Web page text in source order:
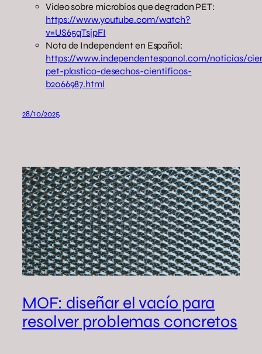
Video sobre microbios que degradan PET:
https://www.youtube.com/watch?
v=US65qTsjpFI
Nota de Independent en Español:
https://www.independentespanol.com/noticias/
pet-plastico-desechos-cientificos-
b2066987.html
28/10/2025
MOF: diseñar el vacío para
resolver problemas concretos